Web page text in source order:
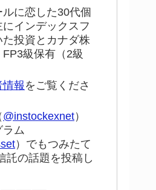
に恋した30代個
にインデックスフ
た投資とカナダ株
級保有（2級
報をご覧くださ
@instockexnet）
ム
）でもつみたて
託の話題を投稿し